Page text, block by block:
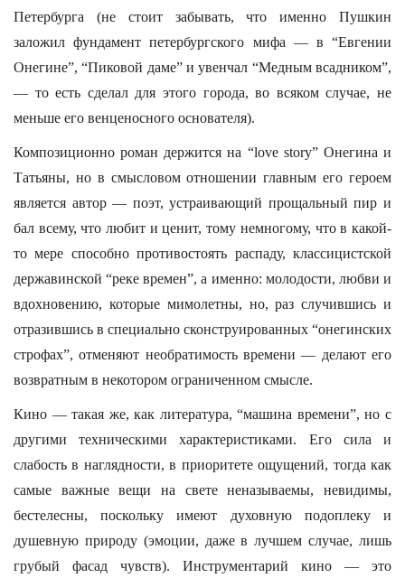
Петербурга (не стоит забывать, что именно Пушкин
заложил фундамент петербургского мифа — в “Евгении
Онегине”, “Пиковой даме” и увенчал “Медным всадником”,
— то есть сделал для этого города, во всяком случае, не
меньше его венценосного основателя).
Композиционно роман держится на “love story” Онегина и
Татьяны, но в смысловом отношении главным его героем
является автор — поэт, устраивающий прощальный пир и
бал всему, что любит и ценит, тому немногому, что в какой-
то мере способно противостоять распаду, классицистской
державинской “реке времен”, а именно: молодости, любви и
вдохновению, которые мимолетны, но, раз случившись и
отразившись в специально сконструированных “онегинских
строфах”, отменяют необратимость времени — делают его
возвратным в некотором ограниченном смысле.
Кино — такая же, как литература, “машина времени”, но с
другими техническими характеристиками. Его сила и
слабость в наглядности, в приоритете ощущений, тогда как
самые важные вещи на свете неназываемы, невидимы,
бестелесны, поскольку имеют духовную подоплеку и
душевную природу (эмоции, даже в лучшем случае, лишь
грубый фасад чувств). Инструментарий кино — это